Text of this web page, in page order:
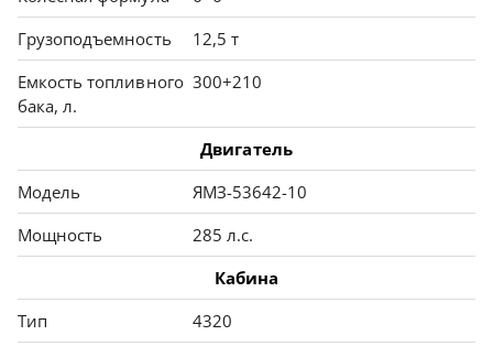
Грузоподъемность
12,5 т
Емкость топливного
бака, л.
300+210
Двигатель
Модель
ЯМЗ-53642-10
Мощность
285 л.с.
Кабина
Тип
4320